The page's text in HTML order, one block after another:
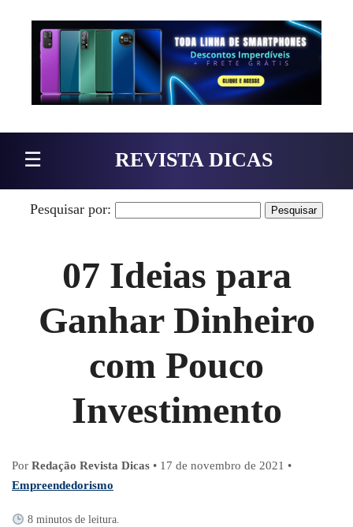
Pular para o conteúdo
☰ REVISTA DICAS
Pesquisar por:
07 Ideias para
Ganhar Dinheiro
com Pouco
Investimento
Por Redação Revista Dicas • 17 de novembro de 2021 •
Empreendedorismo
8 minutos de leitura.